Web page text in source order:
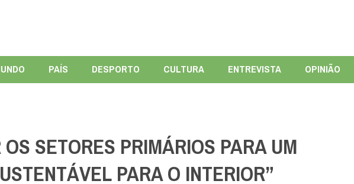
PAÍS DESPORTO CULTURA ENTREVISTA OPINIÃO
SETORES PRIMÁRIOS PARA UM
PARA O INTERIOR”